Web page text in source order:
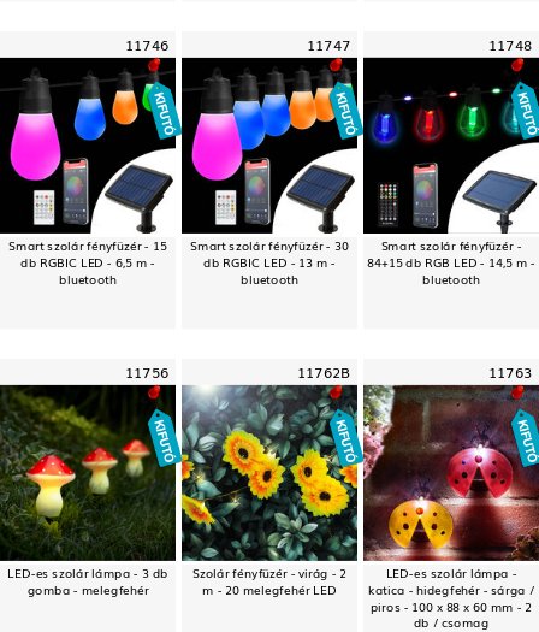
11746
Smart szolár fényfüzér - 15
db RGBIC LED - 6,5 m -
bluetooth
11747
Smart szolár fényfüzér - 30
db RGBIC LED - 13 m -
bluetooth
11748
Smart szolár fényfüzér -
84+15 db RGB LED - 14,5 m -
bluetooth
11756
LED-es szolár lámpa - 3 db
gomba - melegfehér
11762B
Szolár fényfüzér - virág - 2
m - 20 melegfehér LED
11763
LED-es szolár lámpa -
katica - hidegfehér - sárga /
piros - 100 x 88 x 60 mm - 2
db / csomag